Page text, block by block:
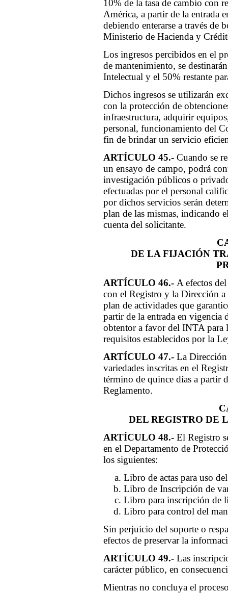
10% de la tasa de cambio con
América, a partir de la entrada
debiendo enterarse a través de
Ministerio de Hacienda y
Los ingresos percibidos en el
de mantenimiento, se
Intelectual y el 50% restante
Dichos ingresos se utilizarán
con la protección de
infraestructura, adquirir
personal, funcionamiento del
fin de brindar un servicio
ARTÍCULO 45.- Cuando se
un ensayo de campo, podrá
investigación públicos o
efectuadas por el personal
por dichos servicios serán
plan de las mismas, indicando
cuenta del solicitante.
DE LA FIJACIÓN
ARTÍCULO 46.- A efectos
con el Registro y la Dirección
plan de actividades que
partir de la entrada en vigencia
obtentor a favor del INTA para
requisitos establecidos por la
ARTÍCULO 47.- La Dirección
variedades inscritas en el
término de quince días a partir
Reglamento.
DEL REGISTRO DE
ARTÍCULO 48.- El Registro
en el Departamento de
los siguientes:
Libro de actas para uso
Libro de Inscripción de
Libro para inscripción de
Libro para control del
Sin perjuicio del soporte o
efectos de preservar la
ARTÍCULO 49.- Las
carácter público, en
Mientras no concluya el